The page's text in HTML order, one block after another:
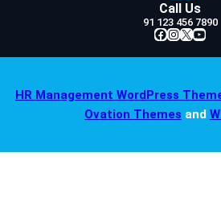
Call Us
91 123 456 7890
Facebook InstagramX YouTube
HR Management WordPress
Ovation Themes and